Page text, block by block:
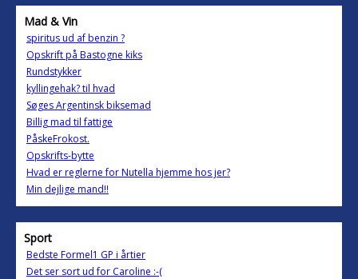
Mad & Vin
spiritus ud af benzin ?
Opskrift på Bastogne kiks
Rundstykker
kyllingehak? til hvad
Søges Argentinsk biksemad
Billig mad til fattige
PåskeFrokost.
Opskrifts-bytte
Hvad er reglerne for Nutella hjemme hos jer?
Min dejlige mand!!
Sport
Bedste Formel1 GP i årtier
Det ser sort ud for Caroline :-(